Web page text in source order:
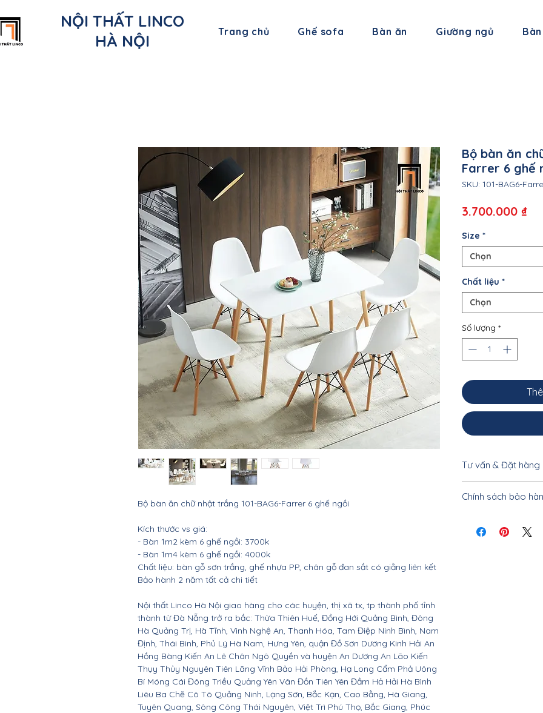
NỘI THẤT LINCO
HÀ NỘI
Trang chủ Ghế sofa Bàn ăn Giường ngủ
Bộ bàn ăn chữ nhật trắng 101-BAG6-Farrer 6 ghế ngồi
Kích thước vs giá:
- Bàn 1m2 kèm 6 ghế ngồi: 3700k
- Bàn 1m4 kèm 6 ghế ngồi: 4000k
Chất liệu: bàn gỗ sơn trắng, ghế nhựa PP, chân gỗ đan sắt có giằng liên kết
Bảo hành 2 năm tất cả chi tiết
Nội thất Linco Hà Nội giao hàng cho các huyện, thị xã tx, tp thành phố tỉnh
thành từ Đà Nẵng trở ra bắc: Thừa Thiên Huế, Đồng Hới Quảng Bình, Đông
Hà Quảng Trị, Hà Tĩnh, Vinh Nghệ An, Thanh Hóa, Tam Điệp Ninh Bình, Nam
Định, Thái Bình, Phủ Lý Hà Nam, Hưng Yên, quận Đồ Sơn Dương Kinh Hải An
Hồng Bàng Kiến An Lê Chân Ngô Quyền và huyện An Dương An Lão Kiến
Thụy Thủy Nguyên Tiên Lãng Vĩnh Bảo Hải Phòng, Hạ Long Cẩm Phả Uông
Bí Móng Cái Đông Triều Quảng Yên Vân Đồn Tiên Yên Đầm Hả Hải Hà Bình
Liêu Ba Chẽ Cô Tô Quảng Ninh, Lạng Sơn, Bắc Kạn, Cao Bằng, Hà Giang,
Tuyên Quang, Sông Công Thái Nguyên, Việt Trì Phú Thọ, Bắc Giang, Phúc
Bộ bàn ăn
Farrer 6 ghế
SKU: 101-BAG6-
3.700.000 ₫Giá
Size *
Chọn
Chất liệu *
Chọn
Số lượng *
Tư vấn & Đặt hàng
khách vui lòng liên
Chính sách bảo